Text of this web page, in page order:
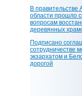
В правительстве
области прошло
вопросам
деревянных
Подписано
сотрудничестве
экзархатом и
дорогой